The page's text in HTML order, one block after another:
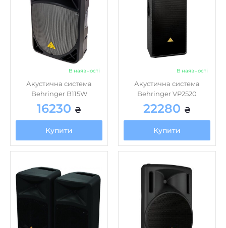
В наявності
Акустична система
Behringer B115W
16230 ₴
Купити
В наявності
Акустична система
Behringer VP2520
22280 ₴
Купити